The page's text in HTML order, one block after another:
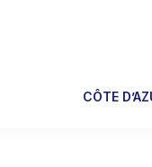
CÔTE